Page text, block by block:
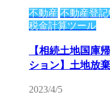
不動産 不動産登
税金計算ツール
【相続土地国庫
ション】土地放
2023/4/5